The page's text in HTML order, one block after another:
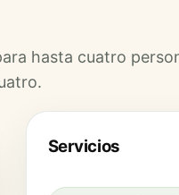
hasta cuatro
Servicios